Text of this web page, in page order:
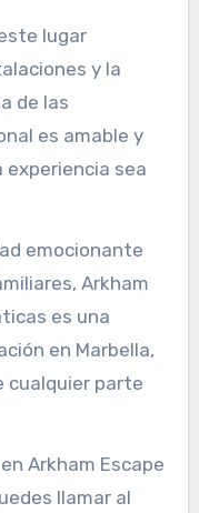
lugar
y la
de las
es amable y
experiencia sea
emocionante
Arkham
es una
en Marbella,
cualquier parte
Arkham Escape
llamar al